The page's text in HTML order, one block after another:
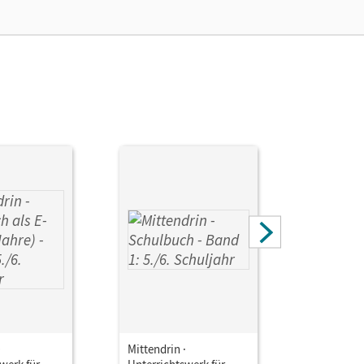
Jörg; Arnold, Sabrina; Ehlen, Julia; Hassel,
Mittendrin ·